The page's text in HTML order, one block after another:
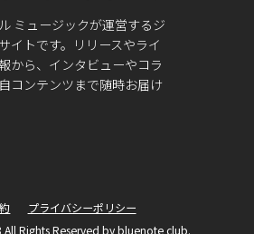
ミュージックが運営するジ
イトです。リリースやライ
から、インタビューやコラ
コンテンツまで随時お届け
プライバシーポリシー
Rights Reserved by bluenote club.